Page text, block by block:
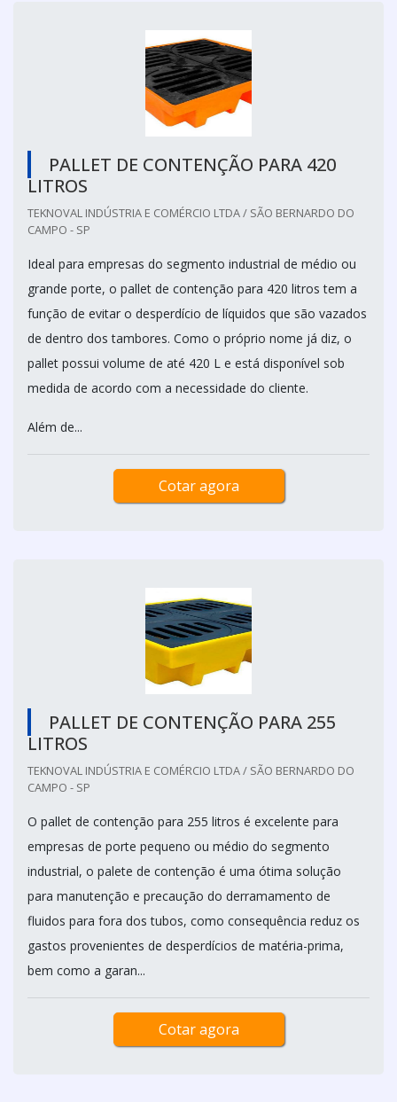
PALLET DE CONTENÇÃO PARA 420
LITROS
TEKNOVAL INDÚSTRIA E COMÉRCIO LTDA / SÃO BERNARDO DO
CAMPO - SP
Ideal para empresas do segmento industrial de médio ou
grande porte, o pallet de contenção para 420 litros tem a
função de evitar o desperdício de líquidos que são vazados
de dentro dos tambores. Como o próprio nome já diz, o
pallet possui volume de até 420 L e está disponível sob
medida de acordo com a necessidade do cliente.
Além de...
Cotar agora
PALLET DE CONTENÇÃO PARA 255
LITROS
TEKNOVAL INDÚSTRIA E COMÉRCIO LTDA / SÃO BERNARDO DO
CAMPO - SP
O pallet de contenção para 255 litros é excelente para
empresas de porte pequeno ou médio do segmento
industrial, o palete de contenção é uma ótima solução
para manutenção e precaução do derramamento de
fluidos para fora dos tubos, como consequência reduz os
gastos provenientes de desperdícios de matéria-prima,
bem como a garan...
Cotar agora